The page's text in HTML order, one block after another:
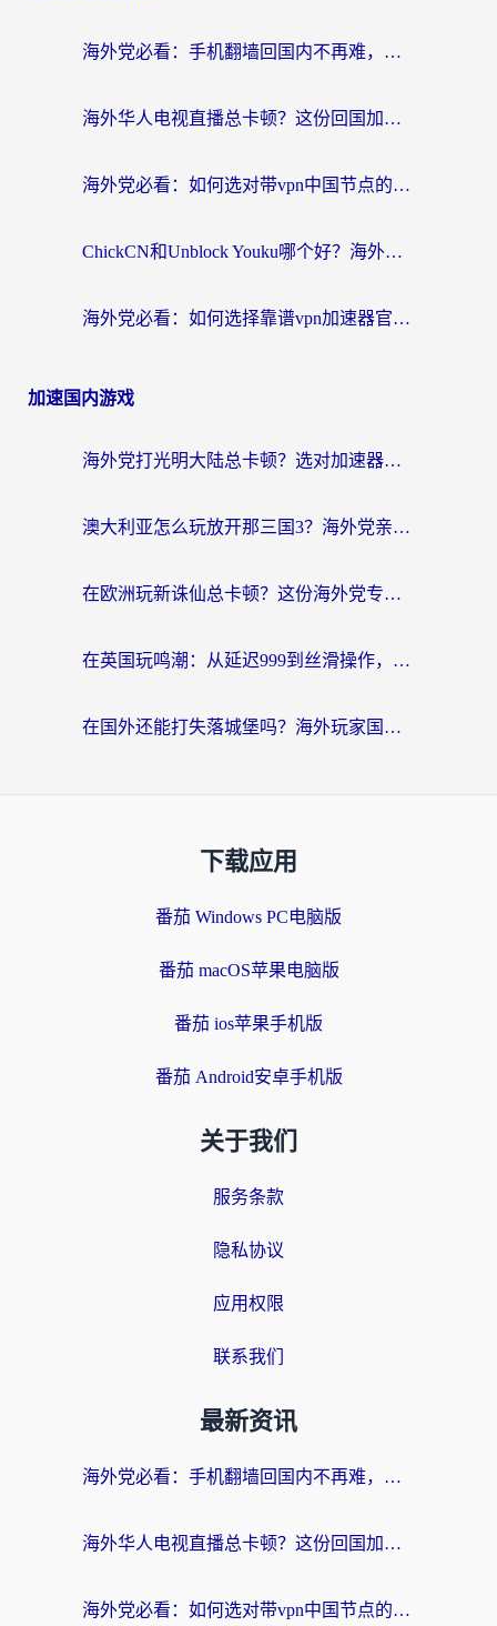
海外党必看：手机翻墙回国内不再难，一篇搞定无缝访问国内资源指南
海外华人电视直播总卡顿？这份回国加速器选择指南帮你无缝看国内资源
海外党必看：如何选对带vpn中国节点的加速器？无缝访问国内资源全攻略
ChickCN和Unblock Youku哪个好？海外党亲测4款热门回国加速器，附避坑指南
海外党必看：如何选择靠谱vpn加速器官网？轻松解决国内APP地区限制
加速国内游戏
海外党打光明大陆总卡顿？选对加速器才是关键！（附亲测好用的推荐）
澳大利亚怎么玩放开那三国3？海外党亲测有效的国服游戏加速指南
在欧洲玩新诛仙总卡顿？这份海外党专属加速器指南帮你解决延迟难题
在英国玩鸣潮：从延迟999到丝滑操作，我是怎么做到的？
在国外还能打失落城堡吗？海外玩家国服游戏加速终极指南（附北美玩online加速器下载技巧）
下载应用
番茄 Windows PC电脑版
番茄 macOS苹果电脑版
番茄 ios苹果手机版
番茄 Android安卓手机版
关于我们
服务条款
隐私协议
应用权限
联系我们
最新资讯
海外党必看：手机翻墙回国内不再难，一篇搞定无缝访问国内资源指南
海外华人电视直播总卡顿？这份回国加速器选择指南帮你无缝看国内资源
海外党必看：如何选对带vpn中国节点的加速器？无缝访问国内资源全攻略